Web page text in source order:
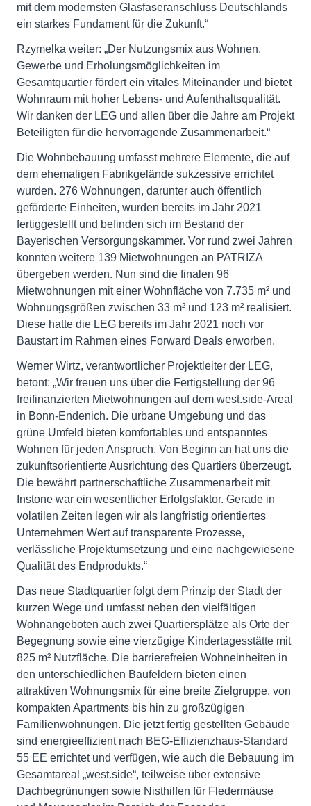
mit dem modernsten Glasfaseranschluss Deutschlands
ein starkes Fundament für die Zukunft.“
Rzymelka weiter: „Der Nutzungsmix aus Wohnen,
Gewerbe und Erholungsmöglichkeiten im
Gesamtquartier fördert ein vitales Miteinander und bietet
Wohnraum mit hoher Lebens- und Aufenthaltsqualität.
Wir danken der LEG und allen über die Jahre am Projekt
Beteiligten für die hervorragende Zusammenarbeit.“
Die Wohnbebauung umfasst mehrere Elemente, die auf
dem ehemaligen Fabrikgelände sukzessive errichtet
wurden. 276 Wohnungen, darunter auch öffentlich
geförderte Einheiten, wurden bereits im Jahr 2021
fertiggestellt und befinden sich im Bestand der
Bayerischen Versorgungskammer. Vor rund zwei Jahren
konnten weitere 139 Mietwohnungen an PATRIZA
übergeben werden. Nun sind die finalen 96
Mietwohnungen mit einer Wohnfläche von 7.735 m² und
Wohnungsgrößen zwischen 33 m² und 123 m² realisiert.
Diese hatte die LEG bereits im Jahr 2021 noch vor
Baustart im Rahmen eines Forward Deals erworben.
Werner Wirtz, verantwortlicher Projektleiter der LEG,
betont: „Wir freuen uns über die Fertigstellung der 96
freifinanzierten Mietwohnungen auf dem west.side-Areal
in Bonn-Endenich. Die urbane Umgebung und das
grüne Umfeld bieten komfortables und entspanntes
Wohnen für jeden Anspruch. Von Beginn an hat uns die
zukunftsorientierte Ausrichtung des Quartiers überzeugt.
Die bewährt partnerschaftliche Zusammenarbeit mit
Instone war ein wesentlicher Erfolgsfaktor. Gerade in
volatilen Zeiten legen wir als langfristig orientiertes
Unternehmen Wert auf transparente Prozesse,
verlässliche Projektumsetzung und eine nachgewiesene
Qualität des Endprodukts.“
Das neue Stadtquartier folgt dem Prinzip der Stadt der
kurzen Wege und umfasst neben den vielfältigen
Wohnangeboten auch zwei Quartiersplätze als Orte der
Begegnung sowie eine vierzügige Kindertagesstätte mit
825 m² Nutzfläche. Die barrierefreien Wohneinheiten in
den unterschiedlichen Baufeldern bieten einen
attraktiven Wohnungsmix für eine breite Zielgruppe, von
kompakten Apartments bis hin zu großzügigen
Familienwohnungen. Die jetzt fertig gestellten Gebäude
sind energieeffizient nach BEG-Effizienzhaus-Standard
55 EE errichtet und verfügen, wie auch die Bebauung im
Gesamtareal „west.side“, teilweise über extensive
Dachbegrünungen sowie Nisthilfen für Fledermäuse